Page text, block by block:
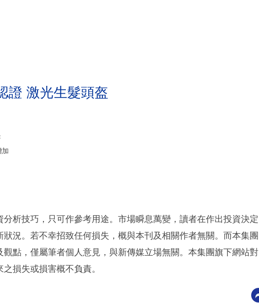
證 激光生髮頭盔
加
析技巧，只可作參考用途。市場瞬息萬變，讀者在作出投資決定
況。若不幸招致任何損失，概與本刊及相關作者無關。而本集團
點，僅屬筆者個人意見，與新傳媒立場無關。本集團旗下網站對
損失或損害概不負責。